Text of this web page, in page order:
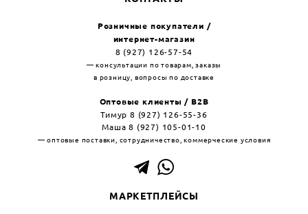
Розничные покупатели /
интернет-магазин
8 (927) 126-57-54
— консультации по товарам, заказы
в розницу, вопросы по доставке
Оптовые клиенты / B2B
Тимур 8 (927) 126-55-36
Маша 8 (927) 105-01-10
— оптовые поставки, сотрудничество, коммерческие условия
МАРКЕТПЛЕЙСЫ